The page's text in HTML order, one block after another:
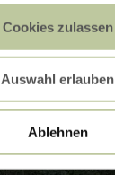
Cookies zulassen
Auswahl erlauben
Ablehnen